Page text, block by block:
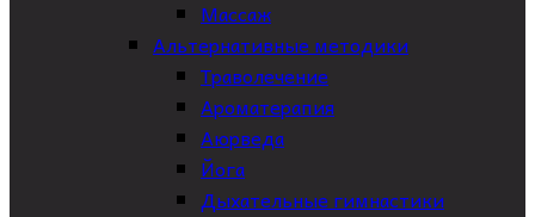
Массаж
Альтернативные методики
Траволечение
Ароматерапия
Аюрведа
Йога
Дыхательные гимнастики